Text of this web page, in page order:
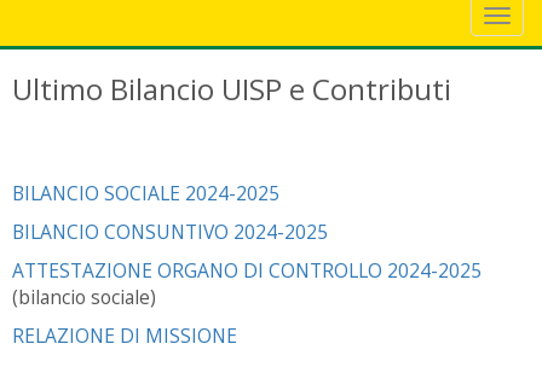
Ultimo Bilancio UISP e Contributi
BILANCIO SOCIALE 2024-2025
BILANCIO CONSUNTIVO 2024-2025
ATTESTAZIONE ORGANO DI CONTROLLO 2024-2025
(bilancio sociale)
RELAZIONE DI MISSIONE